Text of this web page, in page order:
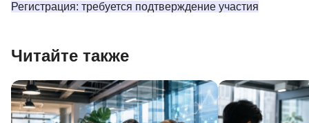
Регистрация: требуется подтверждение участия
Читайте также